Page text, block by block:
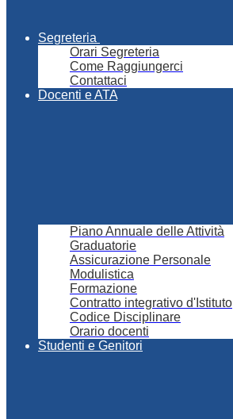
Segreteria
Orari Segreteria
Come Raggiungerci
Contattaci
Docenti e ATA
Piano Annuale delle Attività
Graduatorie
Assicurazione Personale
Modulistica
Formazione
Contratto integrativo d'Istituto
Codice Disciplinare
Orario docenti
Studenti e Genitori